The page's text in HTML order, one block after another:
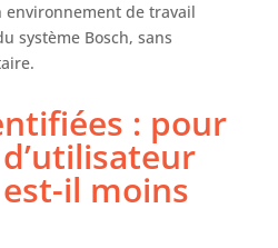
de travail
système Bosch, sans
: pour
il moins